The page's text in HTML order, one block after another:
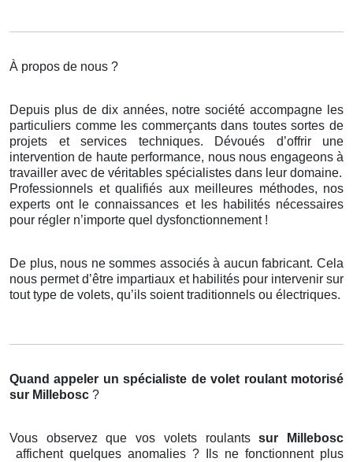
À propos de nous ?
Depuis plus de dix années, notre société accompagne les
particuliers comme les commerçants dans toutes sortes de
projets et services techniques. Dévoués d’offrir une
intervention de haute performance, nous nous engageons à
travailler avec de véritables spécialistes dans leur domaine.
Professionnels et qualifiés aux meilleures méthodes, nos
experts ont le connaissances et les habilités nécessaires
pour régler n’importe quel dysfonctionnement !
De plus, nous ne sommes associés à aucun fabricant. Cela
nous permet d’être impartiaux et habilités pour intervenir sur
tout type de volets, qu’ils soient traditionnels ou électriques.
Quand appeler un spécialiste de volet roulant motorisé
sur Millebosc ?
Vous observez que vos volets roulantssur Millebosc
affichent quelques anomalies ? Ils ne fonctionnent plus